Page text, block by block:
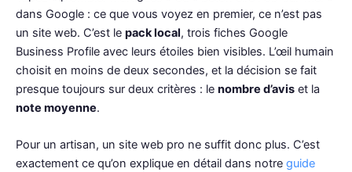
dans Google : ce que vous voyez en premier, ce n’est pas
un site web. C’est le pack local, trois fiches Google
Business Profile avec leurs étoiles bien visibles. L’œil humain
choisit en moins de deux secondes, et la décision se fait
presque toujours sur deux critères : le nombre d’avis et la
note moyenne.
Pour un artisan, un site web pro ne suffit donc plus. C’est
exactement ce qu’on explique en détail dans notre guide